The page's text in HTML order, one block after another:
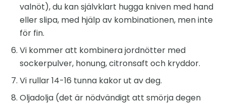
valnöt), du kan självklart hugga kniven med hand
eller slipa, med hjälp av kombinationen, men inte
för fin.
Vi kommer att kombinera jordnötter med
sockerpulver, honung, citronsaft och kryddor.
Vi rullar 14-16 tunna kakor ut av deg.
Oljadolja (det är nödvändigt att smörja degen